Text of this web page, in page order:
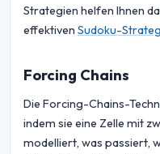
Strategien helfen Ihnen
effektiven Sudoku-
Forcing Chains
Die Forcing-Chains-
indem sie eine Zelle mit
modelliert, was passiert,